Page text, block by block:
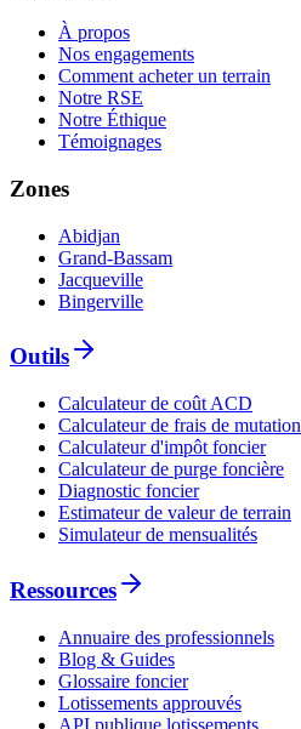
À propos
Nos engagements
Comment acheter un terrain
Notre RSE
Notre Éthique
Témoignages
Zones
Abidjan
Grand-Bassam
Jacqueville
Bingerville
Outils
Calculateur de coût ACD
Calculateur de frais de mutation
Calculateur d'impôt foncier
Calculateur de purge foncière
Diagnostic foncier
Estimateur de valeur de terrain
Simulateur de mensualités
Ressources
Annuaire des professionnels
Blog & Guides
Glossaire foncier
Lotissements approuvés
API publique lotissements